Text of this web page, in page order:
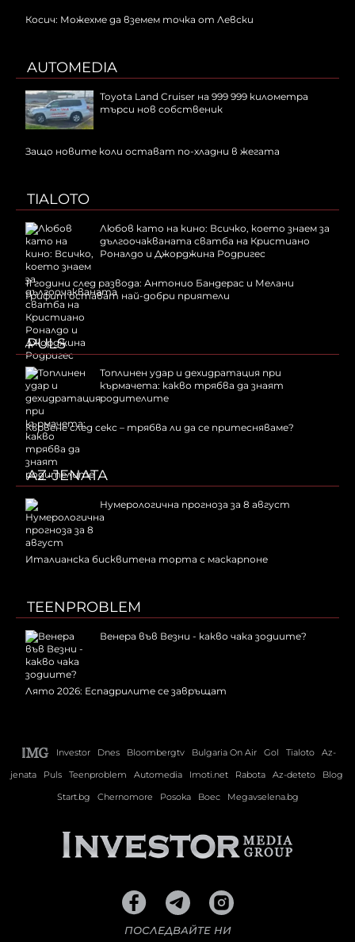
Косич: Можехме да вземем точка от Левски
AUTOMEDIA
Toyota Land Cruiser на 999 999 километра
търси нов собственик
Защо новите коли остават по-хладни в жегата
TIALOTO
Любов като на кино: Всичко, което знаем за
дългоочакваната сватба на Кристиано
Роналдо и Джорджина Родригес
11 години след развода: Антонио Бандерас и Мелани
Грифит остават най-добри приятели
PULS
Топлинен удар и дехидратация при
кърмачета: какво трябва да знаят
родителите
Кървене след секс – трябва ли да се притесняваме?
AZ-JENATA
Нумерологична прогноза за 8 август
Италианска бисквитена торта с маскарпоне
TEENPROBLEM
Венера във Везни - какво чака зодиите?
Лято 2026: Еспадрилите се завръщат
Investor Dnes Bloombergtv Bulgaria On Air Gol Tialoto
Az-
jenata
Puls Teenproblem Automedia Imoti.net Rabota Az-deteto
Blog
Start.bg
Chernomore Posoka Boec Megavselena.bg
ПОСЛЕДВАЙТЕ НИ